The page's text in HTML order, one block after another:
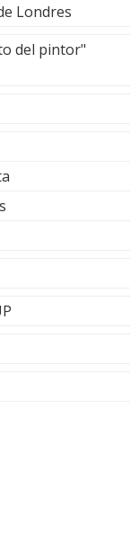
Londres
del pintor"